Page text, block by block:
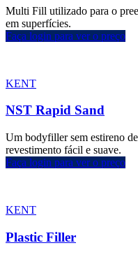
Multi Fill utilizado para o
em superfícies.
Faça login para ver o preço
KENT
NST Rapid Sand
Um bodyfiller sem estireno
revestimento fácil e suave.
Faça login para ver o preço
KENT
Plastic Filler